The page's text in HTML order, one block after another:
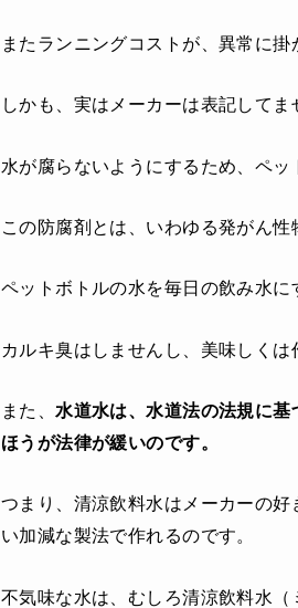
またランニングコストが、異常に
しかも、実はメーカーは表記して
水が腐らないようにするため、ペッ
この防腐剤とは、いわゆる発がん
ペットボトルの水を毎日の飲み水に
カルキ臭はしませんし、美味しく
また、 水道水は、水道法の法規に基
ほうが法律が緩いのです。
つまり、清涼飲料水はメーカーの
い加減な製法で作れるのです。
不気味な水は、むしろ清涼飲料水（